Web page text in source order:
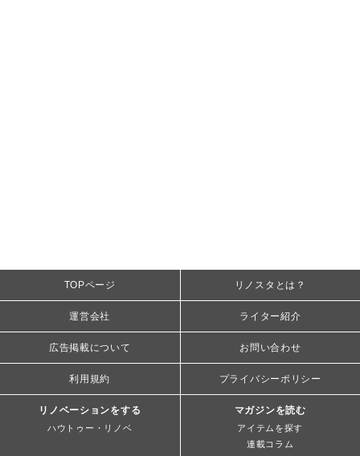
TOPページ リノスタとは？
運営会社 ライター紹介
広告掲載について お問い合わせ
利用規約 プライバシーポリシー
リノベーションをする
ハウトゥー・リノベ
マガジンを読む
アイテムを探す
連載コラム